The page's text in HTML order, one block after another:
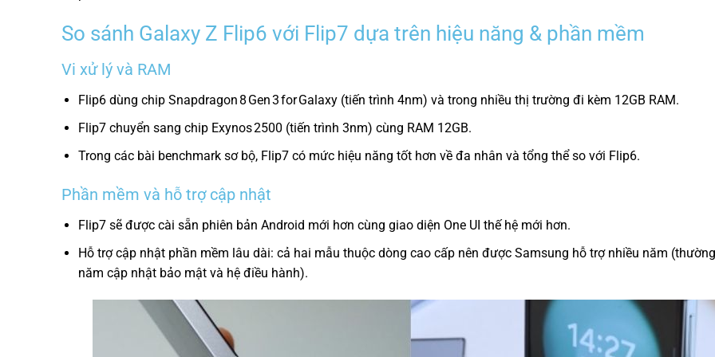
So sánh Galaxy Z Flip6 với Flip7 dựa trên hiệu năng & phần mềm
Vi xử lý và RAM
Flip6 dùng chip Snapdragon 8 Gen 3 for Galaxy (tiến trình 4nm) và trong nhiều thị trường đi kèm 12GB RAM.
Flip7 chuyển sang chip Exynos 2500 (tiến trình 3nm) cùng RAM 12GB.
Trong các bài benchmark sơ bộ, Flip7 có mức hiệu năng tốt hơn về đa nhân và tổng thể so với Flip6.
Phần mềm và hỗ trợ cập nhật
Flip7 sẽ được cài sẵn phiên bản Android mới hơn cùng giao diện One UI thế hệ mới hơn.
Hỗ trợ cập nhật phần mềm lâu dài: cả hai mẫu thuộc dòng cao cấp nên được Samsung hỗ trợ nhiều năm
năm cập nhật bảo mật và hệ điều hành).